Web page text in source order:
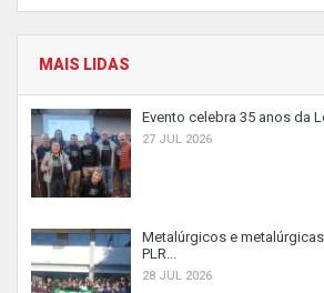
MAIS LIDAS
Evento celebra 35 anos da
27 JUL 2026
Metalúrgicos e
PLR...
28 JUL 2026